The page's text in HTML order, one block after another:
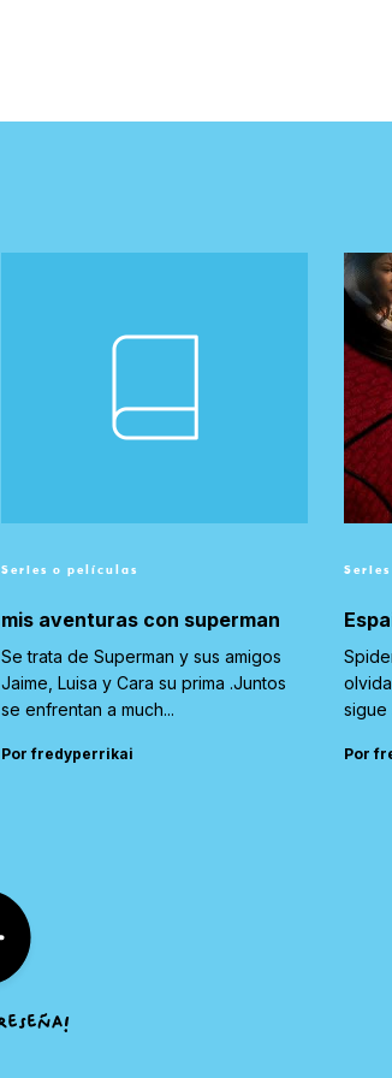
Series o películas
mis aventuras con superman
Se trata de Superman y sus amigos
Jaime, Luisa y Cara su prima .Juntos
se enfrentan a much...
Por fredyperrikai
sigue
Por